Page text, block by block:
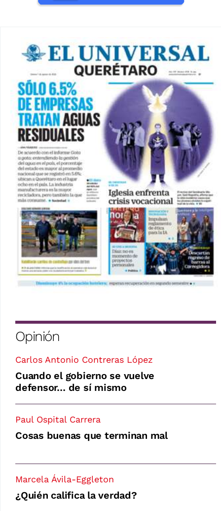
Opinión
Carlos Antonio Contreras López
Cuando el gobierno se vuelve
defensor… de sí mismo
Paul Ospital Carrera
Cosas buenas que terminan mal
Marcela Ávila-Eggleton
¿Quién califica la verdad?